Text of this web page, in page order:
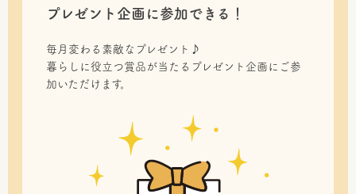
プレゼント企画に参加できる！
毎月変わる素敵なプレゼント♪
暮らしに役立つ賞品が当たるプレゼント企画にご参
加いただけます。